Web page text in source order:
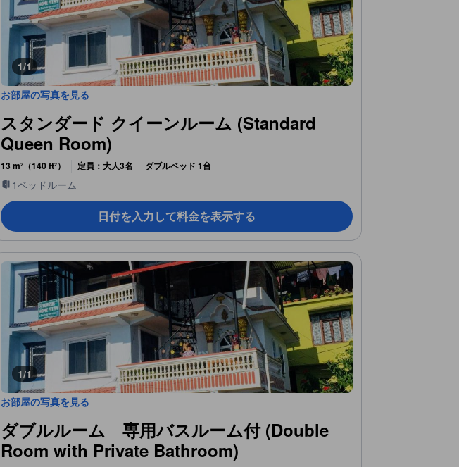
1/1
お部屋の写真を見る
スタンダード クイーンルーム (Standard
Queen Room)
13 m²（140 ft²） 定員：大人3名 ダブルベッド 1台
1ベッドルーム
日付を入力して料金を表示する
1/1
お部屋の写真を見る
ダブルルーム 専用バスルーム付 (Double
Room with Private Bathroom)